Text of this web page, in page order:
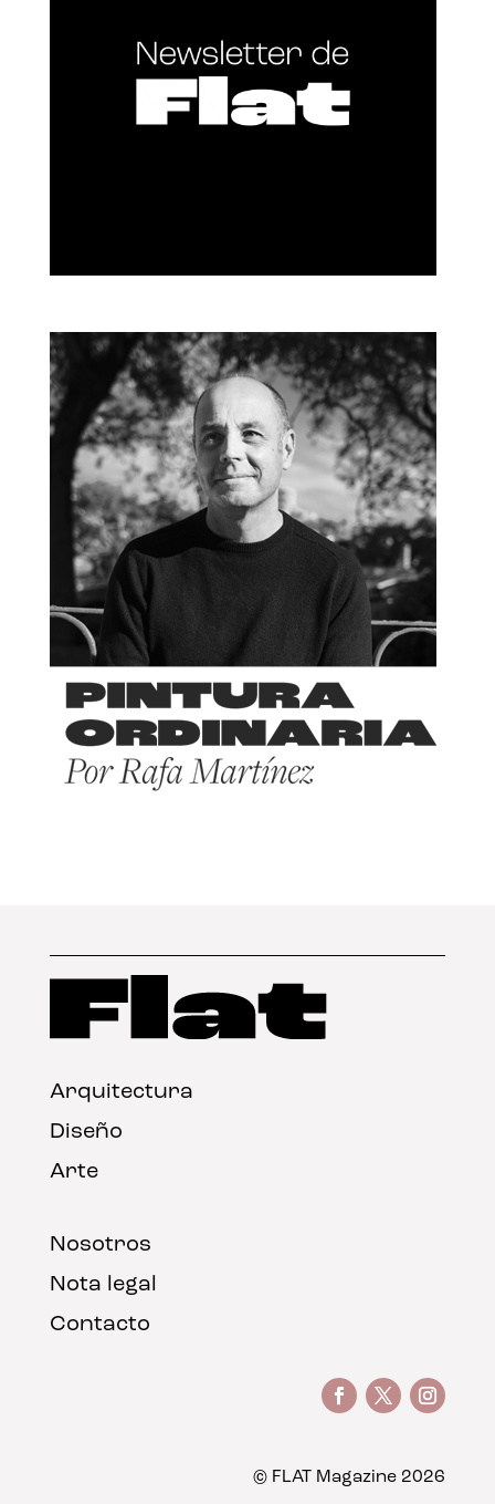
Arquitectura
Diseño
Arte
Nosotros
Nota legal
Contacto
© FLAT Magazine 2026